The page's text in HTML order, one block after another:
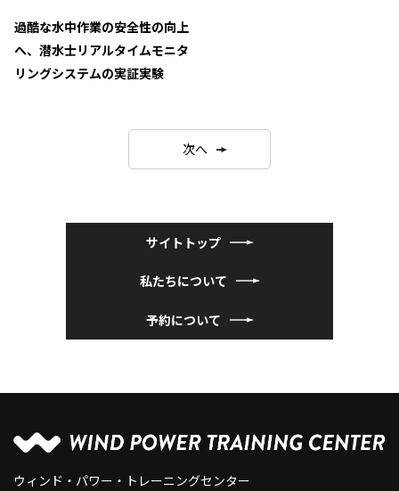
過酷な水中作業の安全性の向上
へ、潜水士リアルタイムモニタ
リングシステムの実証実験
次へ
サイトトップ
私たちについて
予約について
ウィンド・パワー・トレーニングセンター